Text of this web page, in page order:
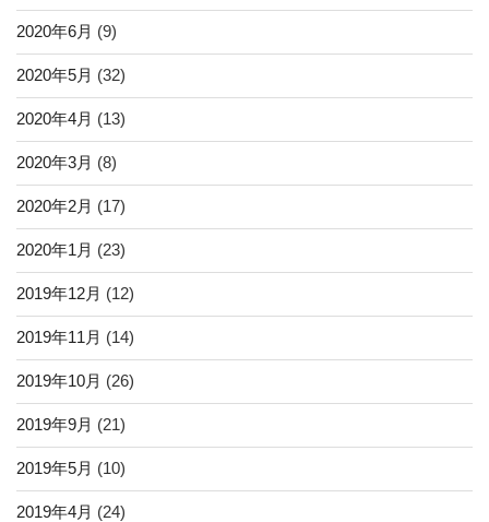
2020年6月 (9)
2020年5月 (32)
2020年4月 (13)
2020年3月 (8)
2020年2月 (17)
2020年1月 (23)
2019年12月 (12)
2019年11月 (14)
2019年10月 (26)
2019年9月 (21)
2019年5月 (10)
2019年4月 (24)